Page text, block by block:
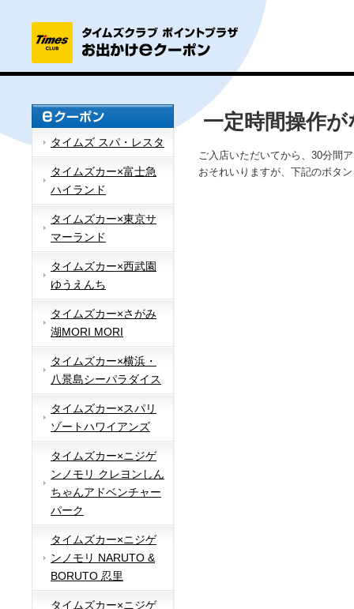
タイムズ スパ・レスタ
タイムズカー×富士急
ハイランド
タイムズカー×東京サ
マーランド
タイムズカー×西武園
ゆうえんち
タイムズカー×さがみ
湖MORI MORI
タイムズカー×横浜・
八景島シーパラダイス
タイムズカー×スパリ
ゾートハワイアンズ
タイムズカー×ニジゲ
ンノモリ クレヨンしん
ちゃんアドベンチャー
パーク
タイムズカー×ニジゲ
ンノモリ NARUTO &
BORUTO 忍里
タイムズカー×ニジゲ
一定時間操作
ご入店いただいてから、30分間
おそれいりますが、下記のボタ